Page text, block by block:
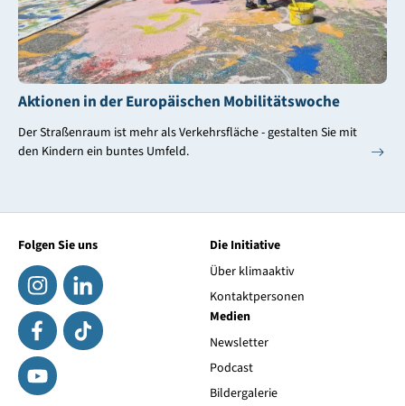
Aktionen in der Europäischen Mobilitätswoche
Der Straßenraum ist mehr als Verkehrsfläche - gestalten Sie mit
den Kindern ein buntes Umfeld.
Folgen Sie uns
Die Initiative
Über klimaaktiv
Kontaktpersonen
Medien
Newsletter
Podcast
Bildergalerie